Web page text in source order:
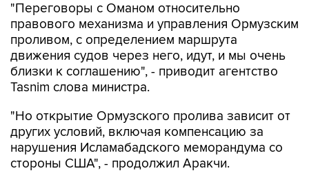
"Переговоры с Оманом относительно
правового механизма и управления Ормузским
проливом, с определением маршрута
движения судов через него, идут, и мы очень
близки к соглашению", - приводит агентство
Tasnim слова министра.
"Но открытие Ормузского пролива зависит от
других условий, включая компенсацию за
нарушения Исламабадского меморандума со
стороны США", - продолжил Аракчи.